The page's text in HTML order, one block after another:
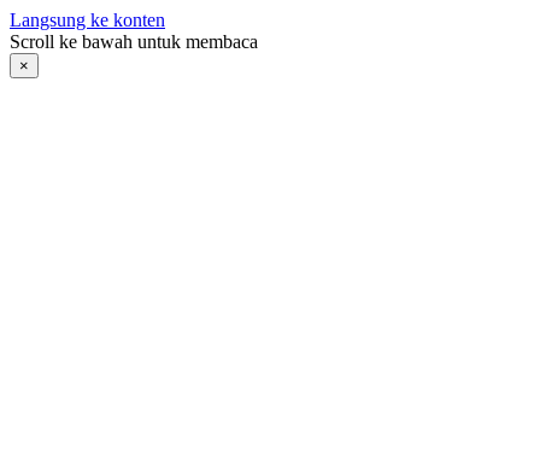
Langsung ke konten
Scroll ke bawah untuk membaca
×